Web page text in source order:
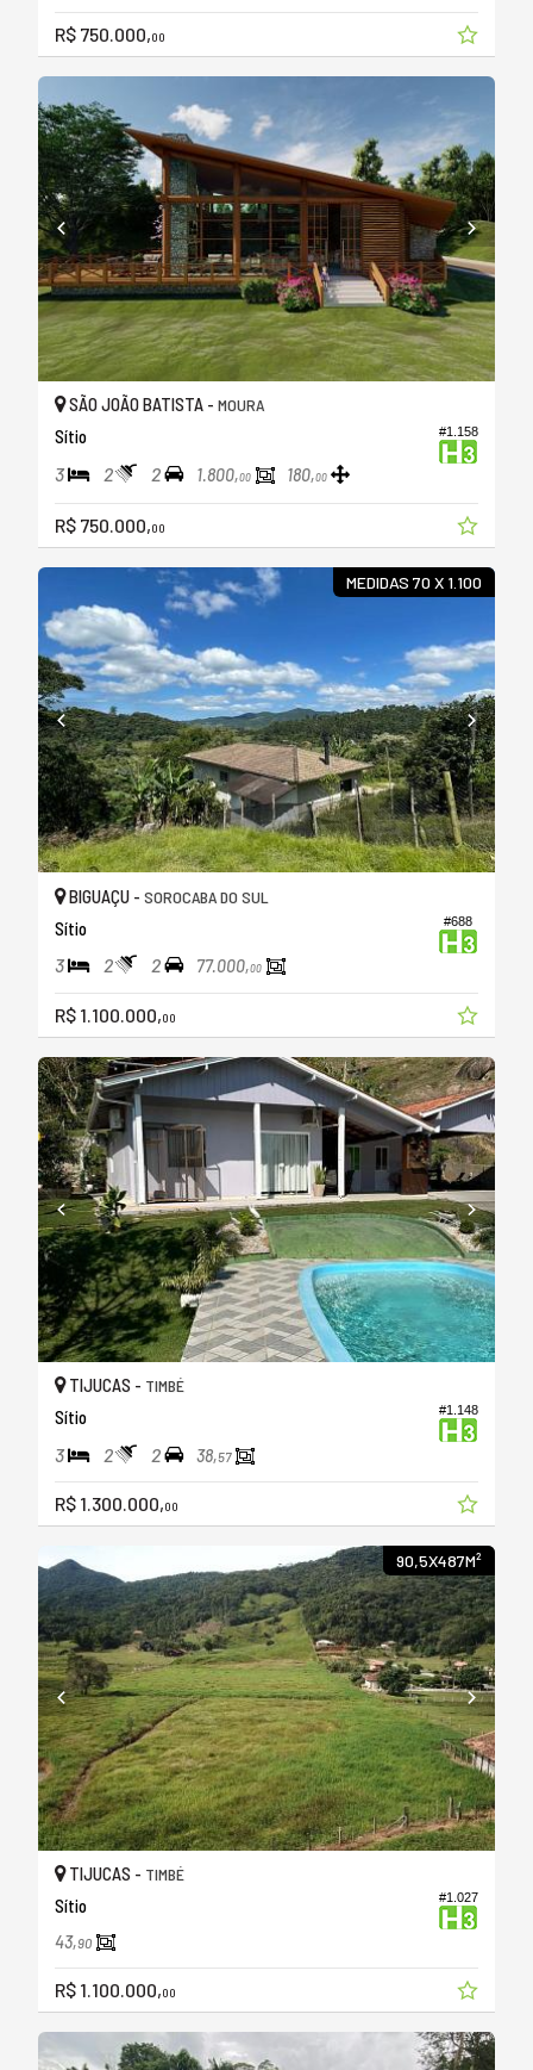
R$ 750.000,00
#1.158
SÃO JOÃO BATISTA - MOURA
Sítio
3 2 2 1.800,00 180,00
R$ 750.000,00
MEDIDAS 70 X 1.100
#688
BIGUAÇU - SOROCABA DO SUL
Sítio
3 2 2 77.000,00
R$ 1.100.000,00
#1.148
TIJUCAS - TIMBÉ
Sítio
3 2 2 38,57
R$ 1.300.000,00
90,5X487M²
#1.027
TIJUCAS - TIMBÉ
Sítio
43,90
R$ 1.100.000,00